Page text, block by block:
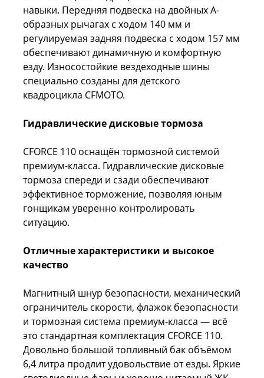
навыки. Передняя подвеска на двойных А-
образных рычагах с ходом 140 мм и
регулируемая задняя подвеска с ходом 157 мм
обеспечивают динамичную и комфортную
езду. Износостойкие вездеходные шины
специально созданы для детского
квадроцикла CFMOTO.
Гидравлические дисковые тормоза
CFORCE 110 оснащён тормозной системой
премиум-класса. Гидравлические дисковые
тормоза спереди и сзади обеспечивают
эффективное торможение, позволяя юным
гонщикам уверенно контролировать
ситуацию.
Отличные характеристики и высокое
качество
Магнитный шнур безопасности, механический
ограничитель скорости, флажок безопасности
и тормозная система премиум-класса — всё
это стандартная комплектация CFORCE 110.
Довольно большой топливный бак объёмом
6,4 литра продлит удовольствие от езды. Яркие